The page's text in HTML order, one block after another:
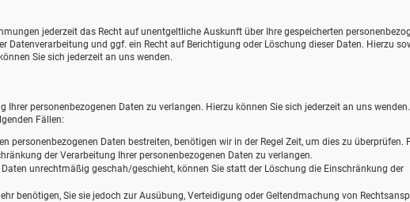
jederzeit das Recht auf unentgeltliche Auskunft über Ihre gespeicherten
Datenverarbeitung und ggf. ein Recht auf Berichtigung oder Löschung dieser Daten. Hierzu
Sie sich jederzeit an uns wenden.
Ihrer personenbezogenen Daten zu verlangen. Hierzu können Sie sich jederzeit an uns
Fällen:
personenbezogenen Daten bestreiten, benötigen wir in der Regel Zeit, um dies zu überprüfen.
der Verarbeitung Ihrer personenbezogenen Daten zu verlangen.
unrechtmäßig geschah/geschieht, können Sie statt der Löschung die Einschränkung der
benötigen, Sie sie jedoch zur Ausübung, Verteidigung oder Geltendmachung von